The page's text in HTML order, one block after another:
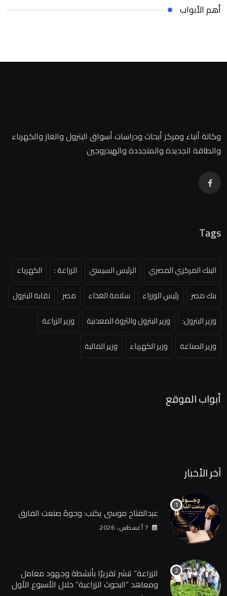
أهم الأبواب
وكالة أنباء ومركز أبحاث ودراسات أسواق البترول والغاز والكهرباء
والطاقة الجديدة والمتجددة والهيدروجين
Tags
البنك المركزي المصري الرئيس السيسي الزراعة :
الكهرباء
بنك مصر
رئيس الوزراء سلامة الغذاء مصر
نقابة البترول
وزير البترول:
وزير البترول والثروة المعدنية
وزير الزراعة
وزير الصناعة
وزير الكهرباء وزير المالية
أبواب الموقع
آخر الأخبار
عبدالفتاح موسى يكتب: وجوهٌ صنعت الفارق
7 أغسطس، 2026
الزراعة” تنشر تقريرًا بأنشطة وجهود معامل
ومعاهد “البحوث الزراعية” خلال الأسبوع الأول